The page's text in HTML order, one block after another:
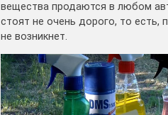
вещества продаются в любом
стоят не очень дорого, то есть,
не возникнет.